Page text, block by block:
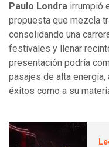
Paulo Londra irrumpió
propuesta que mezcla
consolidando una
festivales y llenar
presentación podría
pasajes de alta
éxitos como a su